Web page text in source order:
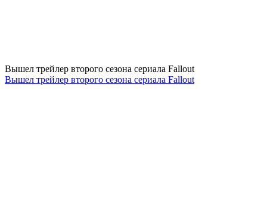
Вышел трейлер второго сезона сериала Fallout
Вышел трейлер второго сезона сериала Fallout